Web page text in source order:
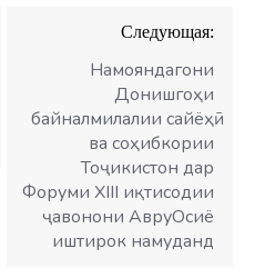
Следующая:
Намояндагони
Донишгоҳи
байналмилалии сайёҳӣ
ва соҳибкории
Тоҷикистон дар
Форуми XIII иқтисодии
ҷавонони АвруОсиё
иштирок намуданд